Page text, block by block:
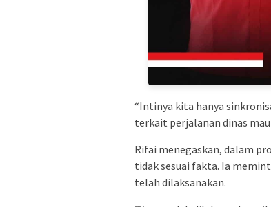
“Intinya kita hanya
terkait perjalanan dinas
Rifai menegaskan, dalam
tidak sesuai fakta. Ia
telah dilaksanakan.